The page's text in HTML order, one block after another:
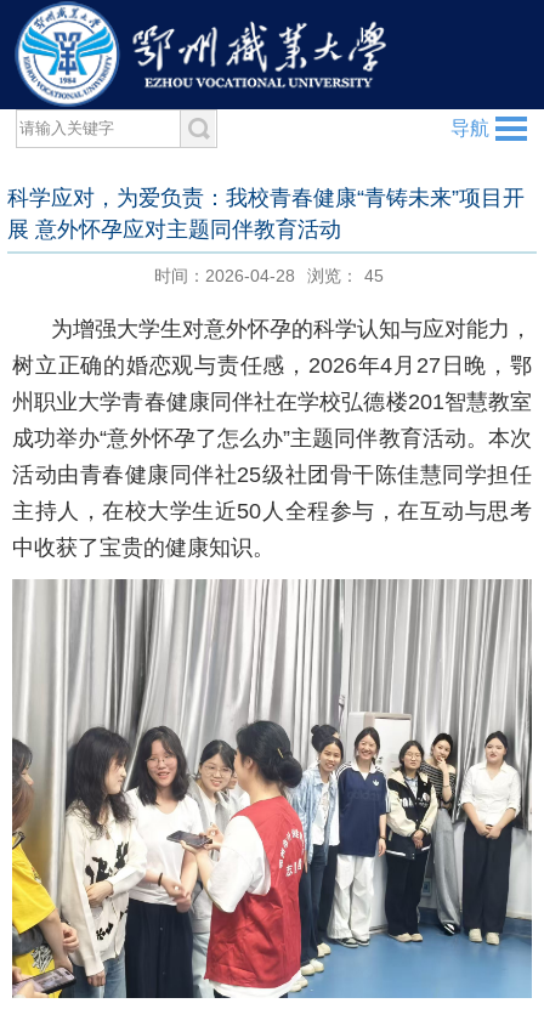
导航
科学应对，为爱负责：我校青春健康“青铸未来”项目开
展 意外怀孕应对主题同伴教育活动
时间：2026-04-28 浏览： 45
为增强大学生对意外怀孕的科学认知与应对能力，
树立正确的婚恋观与责任感， 2026年4 月 27 日晚，鄂
州职业大学青春健康同伴社在学校弘德楼201智慧教室
成功举办“意外怀孕了怎么办”主题同伴教育活动。本次
活动由青春健康同伴社25级社团骨干陈佳慧同学担任
主持人，在校大学生近50 人全程参与，在互动与思考
中收获了宝贵的健康知识。